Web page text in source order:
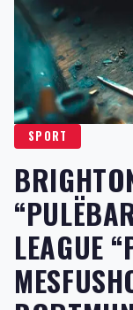
SPORT
LEAGUE